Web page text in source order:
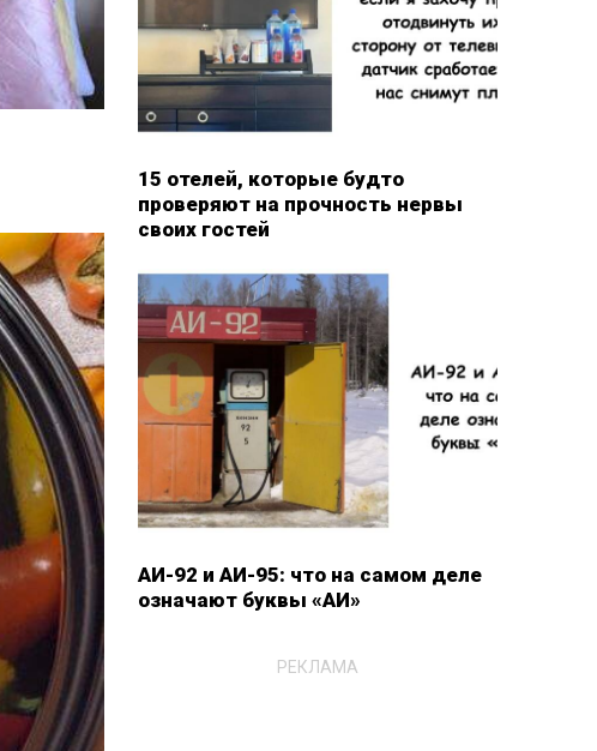
15 отелей, которые будто
проверяют на прочность нервы
своих гостей
АИ-92 и АИ-95: что на самом деле
означают буквы «АИ»
РЕКЛАМА